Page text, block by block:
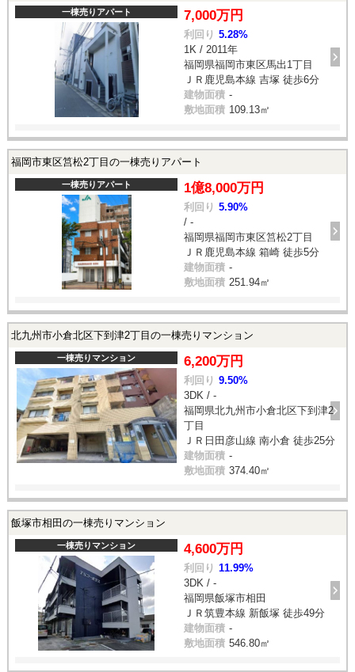
一棟売りアパート 7,000万円
利回り 5.28%
1K / 2011年
福岡県福岡市東区馬出1丁目
ＪＲ鹿児島本線 吉塚 徒歩6分
建物面積 -
敷地面積 109.13㎡
福岡市東区筥松2丁目の一棟売りアパート
一棟売りアパート 1億8,000万円
利回り 5.90%
/ -
福岡県福岡市東区筥松2丁目
ＪＲ鹿児島本線 箱崎 徒歩5分
建物面積 -
敷地面積 251.94㎡
北九州市小倉北区下到津2丁目の一棟売りマンション
一棟売りマンション 6,200万円
利回り 9.50%
3DK / -
福岡県北九州市小倉北区下到津2
丁目
ＪＲ日田彦山線 南小倉 徒歩25分
建物面積 -
敷地面積 374.40㎡
飯塚市相田の一棟売りマンション
一棟売りマンション 4,600万円
利回り 11.99%
3DK / -
福岡県飯塚市相田
ＪＲ筑豊本線 新飯塚 徒歩49分
建物面積 -
敷地面積 546.80㎡